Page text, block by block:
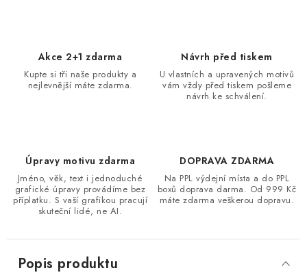
Akce 2+1 zdarma
Kupte si tři naše produkty a
nejlevnější máte zdarma.
Návrh před tiskem
U vlastních a upravených motivů
vám vždy před tiskem pošleme
návrh ke schválení.
Úpravy motivu zdarma
Jméno, věk, text i jednoduché
grafické úpravy provádíme bez
příplatku. S vaší grafikou pracují
skuteční lidé, ne AI.
DOPRAVA ZDARMA
Na PPL výdejní místa a do PPL
boxů doprava darma. Od 999 Kč
máte zdarma veškerou dopravu.
Popis produktu